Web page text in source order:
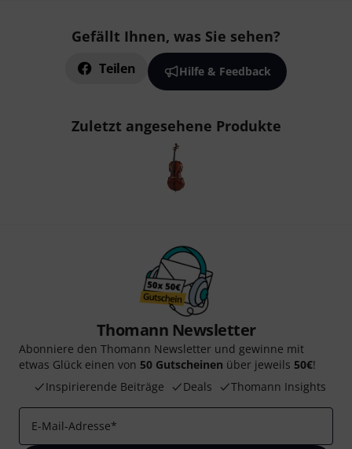
Gefällt Ihnen, was Sie sehen?
Teilen Hilfe & Feedback
Zuletzt angesehene Produkte
Thomann Newsletter
Abonniere den Thomann Newsletter und gewinne mit
etwas Glück einen von 50 Gutscheinen über jeweils 50€!
Inspirierende Beiträge
Deals Thomann Insights
E-Mail-Adresse*